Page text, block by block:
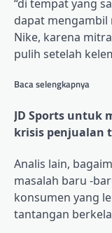
“di tempat yang
dapat
Nike, karena
pulih setelah
Baca selengkapnya
JD Sports untuk
krisis penjualan
Analis lain,
masalah baru -
konsumen yang
tantangan